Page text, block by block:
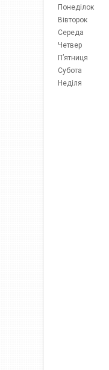
Понеділок
Вівторок
Середа
Четвер
Пʼятниця
Субота
Неділя